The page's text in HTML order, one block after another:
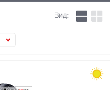
Вид: